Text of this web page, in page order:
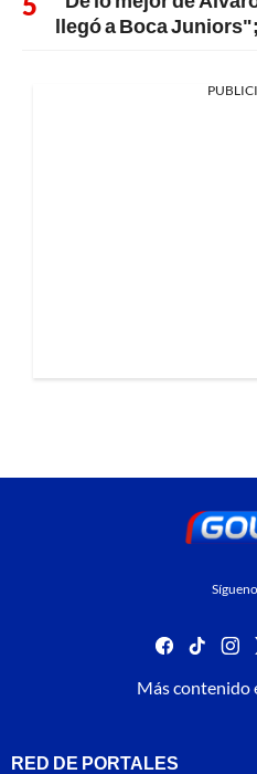
llegó a Boca
facebook
tiktok
Más contenido
RED DE PORTALES